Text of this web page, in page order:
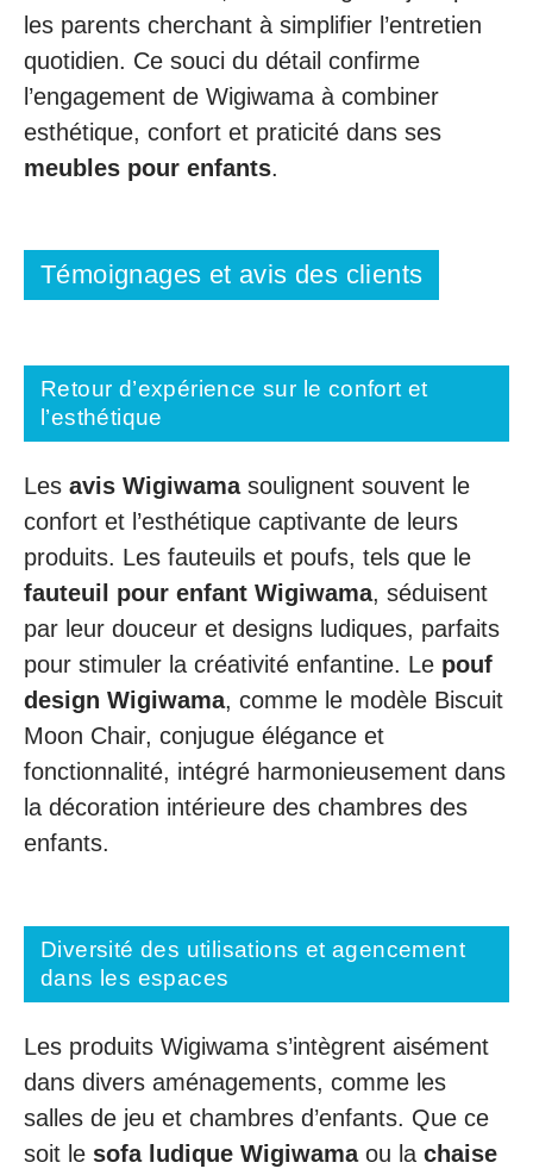
les parents cherchant à simplifier l’entretien
quotidien. Ce souci du détail confirme
l’engagement de Wigiwama à combiner
esthétique, confort et praticité dans ses
meubles pour enfants.
Témoignages et avis des clients
Retour d’expérience sur le confort et
l’esthétique
Les avis Wigiwamasoulignent souvent le
confort et l’esthétique captivante de leurs
produits. Les fauteuils et poufs, tels que le
fauteuil pour enfant Wigiwama, séduisent
par leur douceur et designs ludiques, parfaits
pour stimuler la créativité enfantine. Le pouf
design Wigiwama, comme le modèle Biscuit
Moon Chair, conjugue élégance et
fonctionnalité, intégré harmonieusement dans
la décoration intérieure des chambres des
enfants.
Diversité des utilisations et agencement
dans les espaces
Les produits Wigiwama s’intègrent aisément
dans divers aménagements, comme les
salles de jeu et chambres d’enfants. Que ce
soit le sofa ludique Wigiwamaou la chaise